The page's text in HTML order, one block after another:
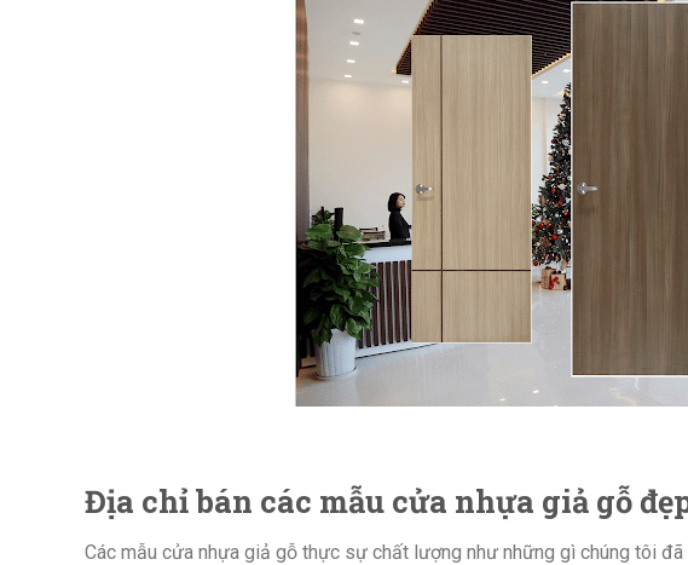
Địa chỉ bán các mẫu cửa nhựa giả gỗ
Các mẫu cửa nhựa giả gỗ thực sự chất lượng như những gì chúng tôi